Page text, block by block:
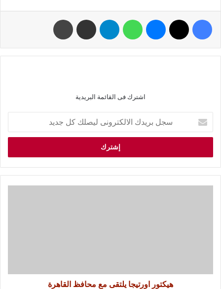
اشترك فى القائمة البريدية
هيكتور اورتيجا يلتقى مع محافظ القاهرة